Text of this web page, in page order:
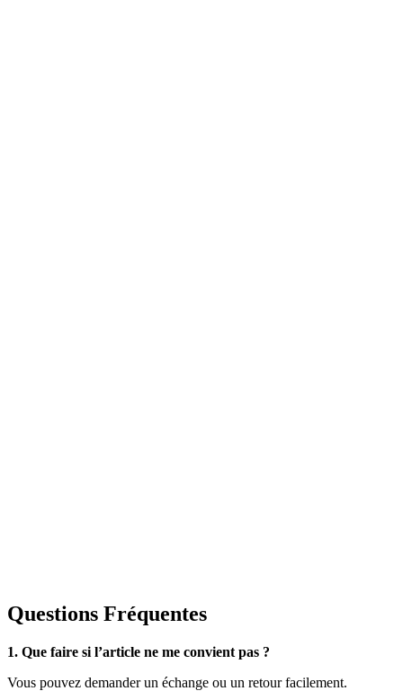
Questions Fréquentes
1. Que faire si l’article ne me convient pas ?
Vous pouvez demander un échange ou un retour facilement.